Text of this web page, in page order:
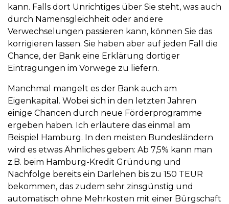
kann. Falls dort Unrichtiges über Sie steht, was auch
durch Namensgleichheit oder andere
Verwechselungen passieren kann, können Sie das
korrigieren lassen. Sie haben aber auf jeden Fall die
Chance, der Bank eine Erklärung dortiger
Eintragungen im Vorwege zu liefern.
Manchmal mangelt es der Bank auch am
Eigenkapital. Wobei sich in den letzten Jahren
einige Chancen durch neue Förderprogramme
ergeben haben. Ich erläutere das einmal am
Beispiel Hamburg. In den meisten Bundesländern
wird es etwas Ähnliches geben: Ab 7,5% kann man
z.B. beim Hamburg-Kredit Gründung und
Nachfolge bereits ein Darlehen bis zu 150 TEUR
bekommen, das zudem sehr zinsgünstig und
automatisch ohne Mehrkosten mit einer Bürgschaft